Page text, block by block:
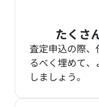
たくさ
査定申込の際
るべく埋めて
しましょう。